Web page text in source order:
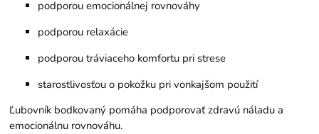
podporou emocionálnej rovnováhy
podporou relaxácie
podporou tráviaceho komfortu pri strese
starostlivosťou o pokožku pri vonkajšom použití
Ľubovník bodkovaný pomáha podporovať zdravú náladu a
emocionálnu rovnováhu.